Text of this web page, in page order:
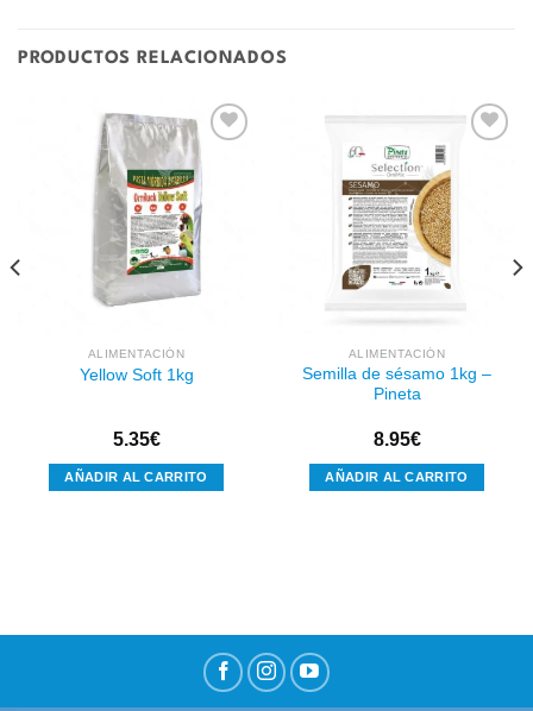
PRODUCTOS RELACIONADOS
Añadir
lista de
ALIMENTACIÓN
Yellow Soft 1kg
5.35€
AÑADIR AL CARRITO
ALIMENTACIÓN
Semilla de sésamo 1kg –
Pineta
8.95€
AÑADIR AL CARRITO